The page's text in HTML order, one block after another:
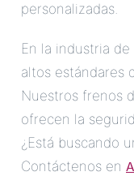
personalizadas.
En la industria
altos estándares
Nuestros frenos
ofrecen la
¿Está buscando
Contáctenos en